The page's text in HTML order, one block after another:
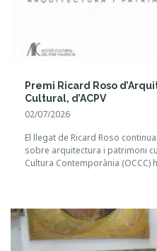
Premi Ricard Roso
Cultural, d’ACPV
02/07/2026
El llegat de Ricard Roso
sobre arquitectura i patrimoni
Cultura Contemporània (OCCC)